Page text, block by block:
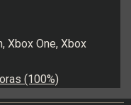
Xbox One, Xbox
(100%)